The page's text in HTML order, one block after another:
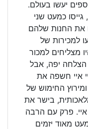
יעשו בעולם.
כמעט שני
את החנות שלהם
למכירות של
מצליחים למכור
הצלחה יפה, אבל
איי חשפה את
ומירוץ החימוש של
בישר את
פרק עם הרבה
מאוד יזמים